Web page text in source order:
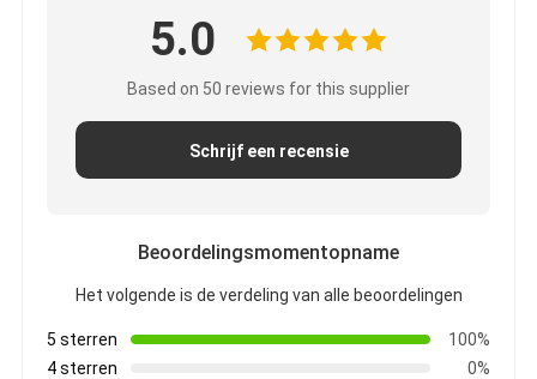
5.0
Based on 50 reviews for this supplier
Schrijf een recensie
Beoordelingsmomentopname
Het volgende is de verdeling van alle beoordelingen
5 sterren
100%
4 sterren
0%